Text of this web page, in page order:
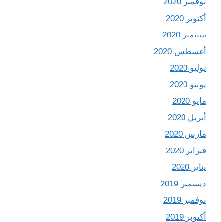
أكتوبر 2020
سبتمبر 2020
أغسطس 2020
يوليو 2020
يونيو 2020
مايو 2020
أبريل 2020
مارس 2020
فبراير 2020
يناير 2020
ديسمبر 2019
نوفمبر 2019
أكتوبر 2019